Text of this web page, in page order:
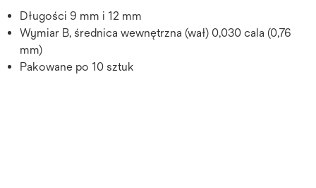
Długości 9 mm i 12 mm
Wymiar B, średnica wewnętrzna (wał) 0,030 cala (0,76
mm)
Pakowane po 10 sztuk